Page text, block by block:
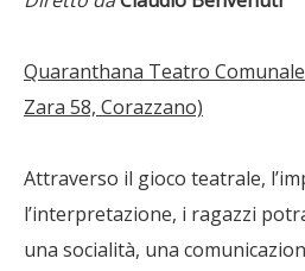
Quaranthana Teatro
Zara 58, Corazzano)
Attraverso il gioco teatrale,
l’interpretazione, i ragazzi
una socialità, una